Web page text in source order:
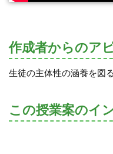
作成者からのア
生徒の主体性の涵養を図
この授業案のイ